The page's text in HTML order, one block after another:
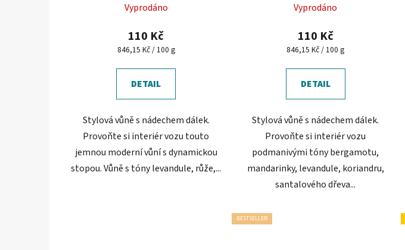
hodnocení
produktu
je
z
Vyprodáno
110 Kč
Měrná
846,15 Kč / 100 g
DETAIL
Stylová vůně s nádechem dálek.
Provoňte si interiér vozu touto
jemnou moderní vůní s dynamickou
stopou. Vůně s tóny levandule, růže,...
Vyprodáno
110 Kč
Měrná
846,15 Kč / 100 g
DETAIL
Stylová vůně s nádechem dálek.
Provoňte si interiér vozu
podmanivými tóny bergamotu,
mandarinky, levandule, koriandru,
santalového dřeva...
BESTSELLER